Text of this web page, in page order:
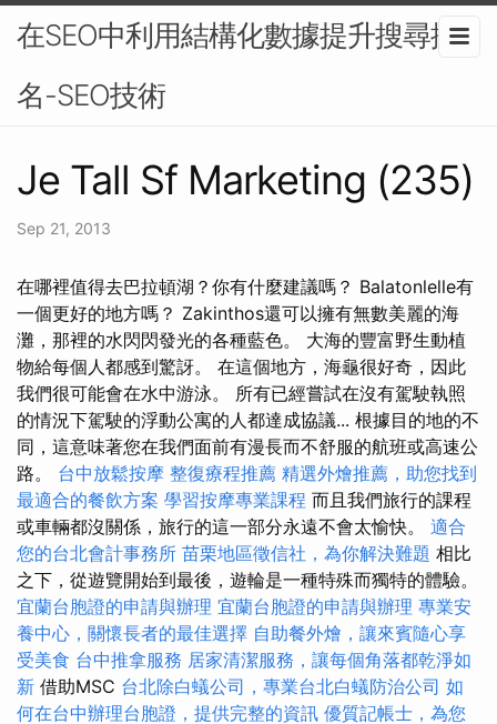
在SEO中利用結構化數據提升搜尋排
名-SEO技術
Je Tall Sf Marketing (235)
Sep 21, 2013
在哪裡值得去巴拉頓湖？你有什麼建議嗎？ Balatonlelle有
一個更好的地方嗎？ Zakinthos還可以擁有無​​數美麗的海
灘，那裡的水閃閃發光的各種藍色。 大海的豐富野生動植
物給每個人都感到驚訝。 在這個地方，海龜很好奇，因此
我們很可能會在水中游泳。 所有已經嘗試在沒有駕駛執照
的情況下駕駛的浮動公寓的人都達成協議... 根據目的地的不
同，這意味著您在我們面前有漫長而不舒服的航班或高速公
路。 台中放鬆按摩 整復療程推薦 精選外燴推薦，助您找到
最適合的餐飲方案 學習按摩專業課程 而且我們旅行的課程
或車輛都沒關係，旅行的這一部分永遠不會太愉快。 適合
您的台北會計事務所 苗栗地區徵信社，為你解決難題 相比
之下，從遊覽開始到最後，遊輪是一種特殊而獨特的體驗。
宜蘭台胞證的申請與辦理 宜蘭台胞證的申請與辦理 專業安
養中心，關懷長者的最佳選擇 自助餐外燴，讓來賓隨心享
受美食 台中推拿服務 居家清潔服務，讓每個角落都乾淨如
新 借助MSC 台北除白蟻公司，專業台北白蟻防治公司 如
何在台中辦理台胞證，提供完整的資訊 優質記帳士，為您